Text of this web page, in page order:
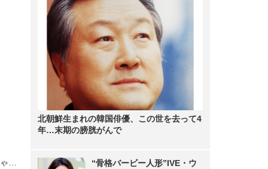
北朝鮮生まれの韓国俳優、この世を去って4
年…末期の膀胱がんで
“骨格バービー人形”IVE・ウ